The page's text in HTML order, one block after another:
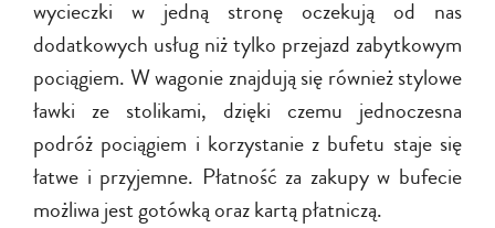
wycieczki w jedną stronę oczekują od nas
dodatkowych usług niż tylko przejazd zabytkowym
pociągiem. W wagonie znajdują się również stylowe
ławki ze stolikami, dzięki czemu jednoczesna
podróż pociągiem i korzystanie z bufetu staje się
łatwe i przyjemne. Płatność za zakupy w bufecie
możliwa jest gotówką oraz kartą płatniczą.